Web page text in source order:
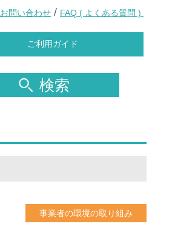
お問い合わせ / FAQ ( よくある質問 )
ご利用ガイド
検索
事業者の環境の取り組み